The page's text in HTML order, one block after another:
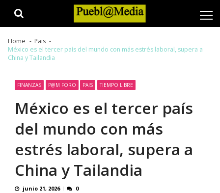
Home
Pais
México es el tercer país del mundo con más estrés laboral, supera a
China y Tailandia
FINANZAS P@M FORO PAIS TIEMPO LIBRE
México es el tercer país
del mundo con más
estrés laboral, supera a
China y Tailandia
junio 21, 2026 0